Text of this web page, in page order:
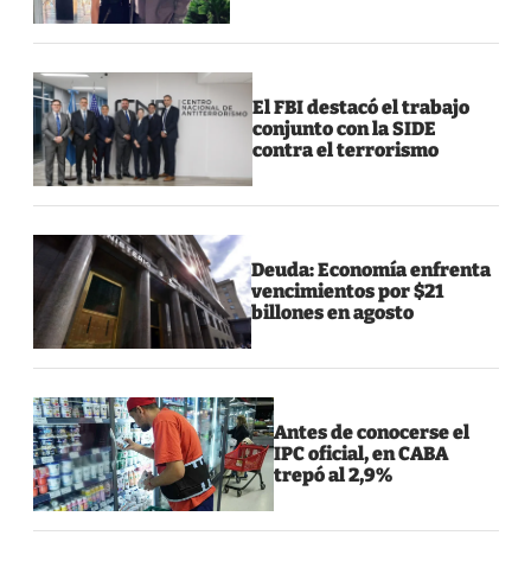
El FBI destacó el trabajo
conjunto con la SIDE
contra el terrorismo
Deuda: Economía enfrenta
vencimientos por $21
billones en agosto
Antes de conocerse el
IPC oficial, en CABA
trepó al 2,9%